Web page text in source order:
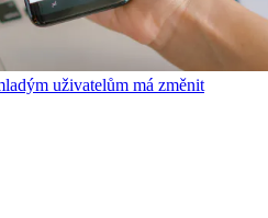
uživatelům má změnit